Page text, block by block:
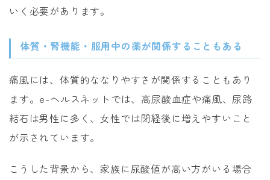
いく必要があります。
体質・腎機能・服用中の薬が関係することもある
痛風には、体質的ななりやすさが関係することもあり
ます。e-ヘルスネットでは、高尿酸血症や痛風、尿路
結石は男性に多く、女性では閉経後に増えやすいこと
が示されています。
こうした背景から、家族に尿酸値が高い方がいる場合